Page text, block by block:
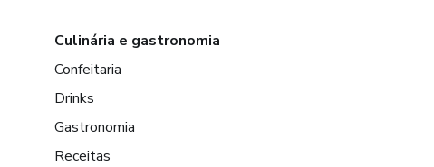
Culinária e gastronomia
Confeitaria
Drinks
Gastronomia
Receitas